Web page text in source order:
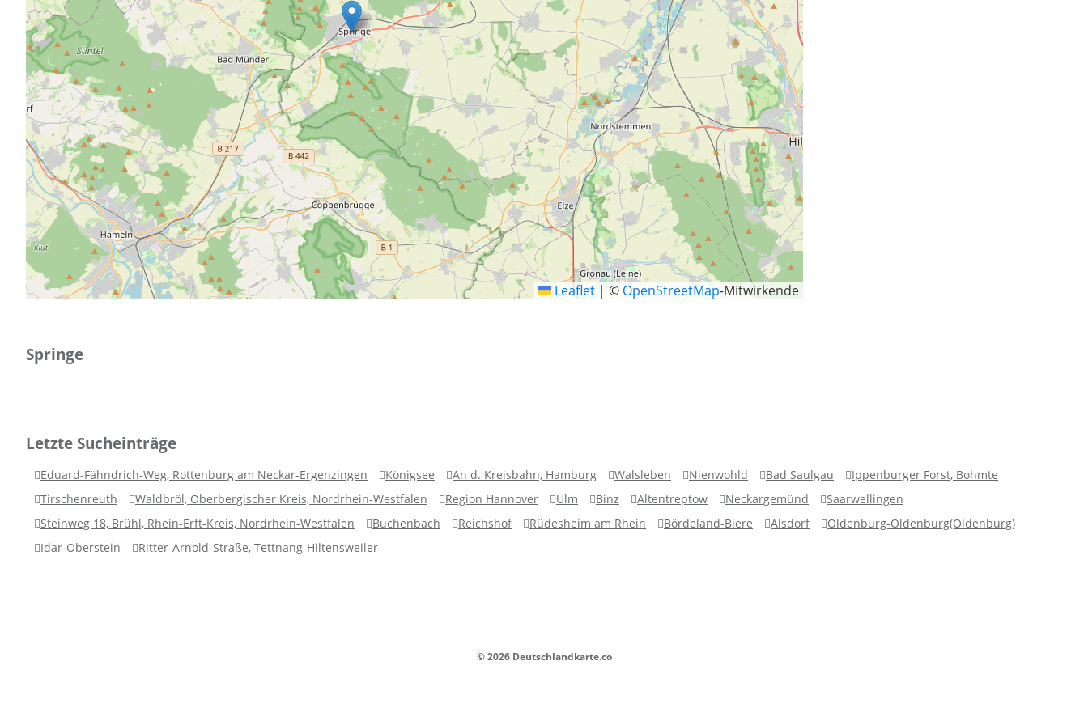
Leaflet | © OpenStreetMap-Mitwirkende
Springe
Letzte Sucheinträge
Eduard-Fähndrich-Weg, Rottenburg am Neckar-Ergenzingen Königsee An d. Kreisbahn, Hamburg Walsleben Nienwohld Bad Saulgau
Ippenburger Forst, Bohmte
Tirschenreuth
Waldbröl, Oberbergischer Kreis, Nordrhein-Westfalen Region Hannover Ulm Binz Altentreptow Neckargemünd
Saarwellingen
Steinweg 18, Brühl, Rhein-Erft-Kreis, Nordrhein-Westfalen
Buchenbach Reichshof Rüdesheim am Rhein Bördeland-Biere Alsdorf
Oldenburg-Oldenburg(Oldenburg)
Idar-Oberstein
Ritter-Arnold-Straße, Tettnang-Hiltensweiler
© 2026 Deutschlandkarte.co